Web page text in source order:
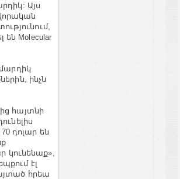
Այս
Molecular
ինչն
հայտնի
դոլար են
կունենաք»,
էլ
հրեա